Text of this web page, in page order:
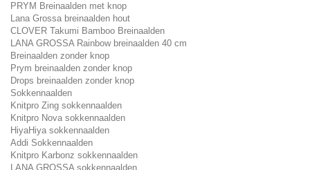
PRYM Breinaalden met knop
Lana Grossa breinaalden hout
CLOVER Takumi Bamboo Breinaalden
LANA GROSSA Rainbow breinaalden 40 cm
Breinaalden zonder knop
Prym breinaalden zonder knop
Drops breinaalden zonder knop
Sokkennaalden
Knitpro Zing sokkennaalden
Knitpro Nova sokkennaalden
HiyaHiya sokkennaalden
Addi Sokkennaalden
Knitpro Karbonz sokkennaalden
LANA GROSSA sokkennaalden